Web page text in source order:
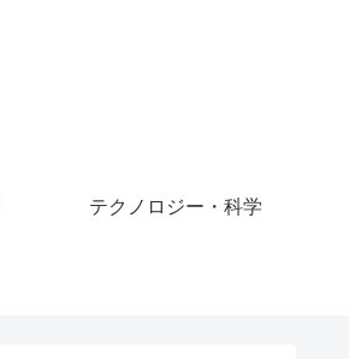
テクノロジー・科学